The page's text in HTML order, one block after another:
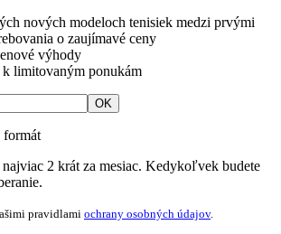
nových modeloch tenisiek medzi prvými
o zaujímavé ceny
výhody
limitovaným ponukám
OK
formát
2 krát za mesiac. Kedykoľvek budete
pravidlami ochrany osobných údajov.